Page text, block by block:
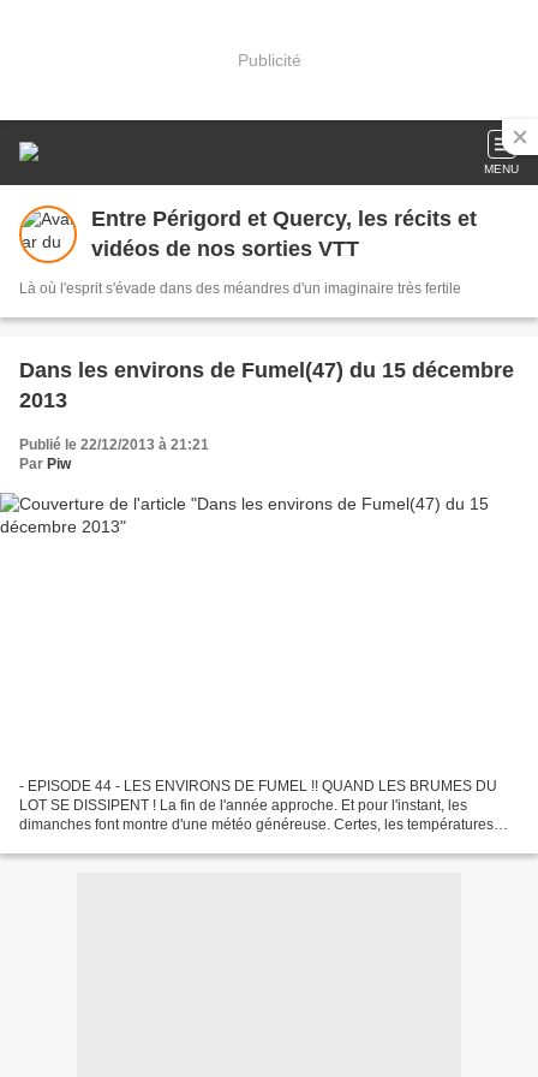
Publicité
MENU
Entre Périgord et Quercy, les récits et
vidéos de nos sorties VTT
Là où l'esprit s'évade dans des méandres d'un imaginaire très fertile
Dans les environs de Fumel(47) du 15 décembre
2013
Publié le 22/12/2013 à 21:21
Par Piw
- EPISODE 44 - LES ENVIRONS DE FUMEL !! QUAND LES BRUMES DU
LOT SE DISSIPENT ! La fin de l'année approche. Et pour l'instant, les
dimanches font montre d'une météo généreuse. Certes, les températures